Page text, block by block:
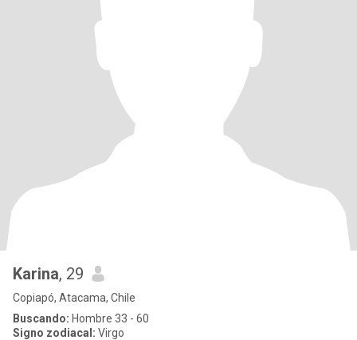
Karina, 29
Copiapó, Atacama, Chile
Buscando: Hombre 33 - 60
Signo zodiacal: Virgo